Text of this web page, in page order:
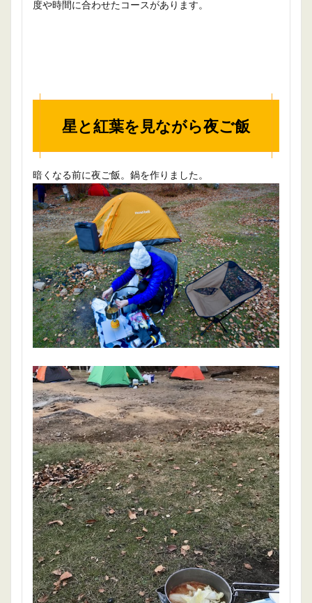
度や時間に合わせたコースがあります。
星と紅葉を見ながら夜ご飯
暗くなる前に夜ご飯。鍋を作りました。